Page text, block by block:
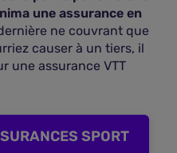
une assurance en
ne couvrant que
causer à un tiers, il
une assurance VTT
SPORT